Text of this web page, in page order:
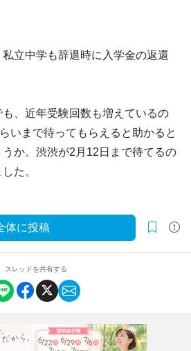
立中学も辞退時に入学金の返還
、近年受験回数も増えているの
いまで待ってもらえると助かると
か。渋渋が2月12日まで待てるの
た。
体に投稿
スレッドを共有する